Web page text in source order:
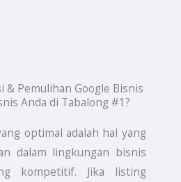
& Pemulihan Google Bisnis
Anda di Tabalong #1?
optimal adalah hal yang
dalam lingkungan bisnis
kompetitif. Jika listing